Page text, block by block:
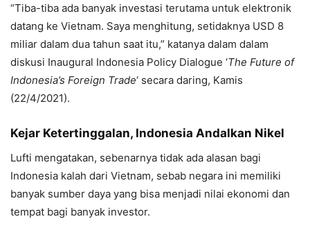
“Tiba-tiba ada banyak investasi terutama untuk elektronik
datang ke Vietnam. Saya menghitung, setidaknya USD 8
miliar dalam dua tahun saat itu,” katanya dalam dalam
diskusi Inaugural Indonesia Policy Dialogue ‘The Future of
Indonesia’s Foreign Trade‘ secara daring, Kamis
(22/4/2021).
Kejar Ketertinggalan, Indonesia Andalkan Nikel
Lufti mengatakan, sebenarnya tidak ada alasan bagi
Indonesia kalah dari Vietnam, sebab negara ini memiliki
banyak sumber daya yang bisa menjadi nilai ekonomi dan
tempat bagi banyak investor.